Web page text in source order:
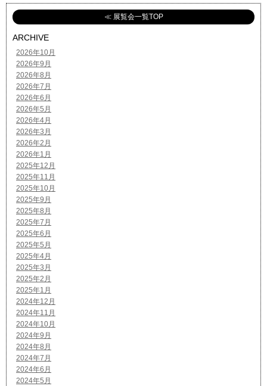
≪ 展覧会一覧TOP
ARCHIVE
2026年10月
2026年9月
2026年8月
2026年7月
2026年6月
2026年5月
2026年4月
2026年3月
2026年2月
2026年1月
2025年12月
2025年11月
2025年10月
2025年9月
2025年8月
2025年7月
2025年6月
2025年5月
2025年4月
2025年3月
2025年2月
2025年1月
2024年12月
2024年11月
2024年10月
2024年9月
2024年8月
2024年7月
2024年6月
2024年5月